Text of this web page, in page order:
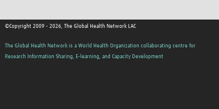
©Copyright 2009 - 2026, The Global Health Network LAC
The Global Health Network is a World Health Organization collaborating centre for
Research Information Sharing, E-learning, and Capacity Development